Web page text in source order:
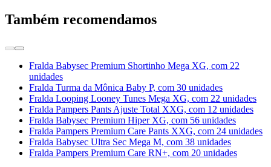
Também recomendamos
Fralda Babysec Premium Shortinho Mega XG, com 22
unidades
Fralda Turma da Mônica Baby P, com 30 unidades
Fralda Looping Looney Tunes Mega XG, com 22 unidades
Fralda Pampers Pants Ajuste Total XXG, com 12 unidades
Fralda Babysec Premium Hiper XG, com 56 unidades
Fralda Pampers Premium Care Pants XXG, com 24 unidades
Fralda Babysec Ultra Sec Mega M, com 38 unidades
Fralda Pampers Premium Care RN+, com 20 unidades